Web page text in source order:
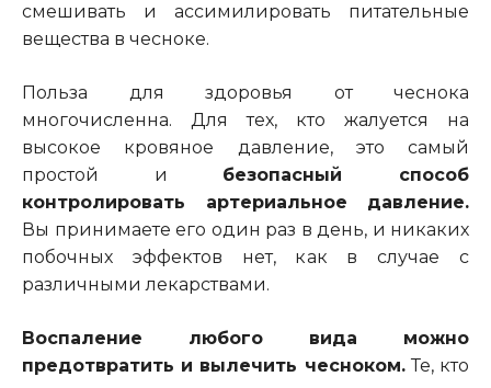
смешивать и ассимилировать питательные
вещества в чесноке.
Польза для здоровья от чеснока
многочисленна. Для тех, кто жалуется на
высокое кровяное давление, это самый
простой и безопасный способ
контролировать артериальное давление.
Вы принимаете его один раз в день, и никаких
побочных эффектов нет, как в случае с
различными лекарствами.
Воспаление любого вида можно
предотвратить и вылечить чесноком.Те, кто